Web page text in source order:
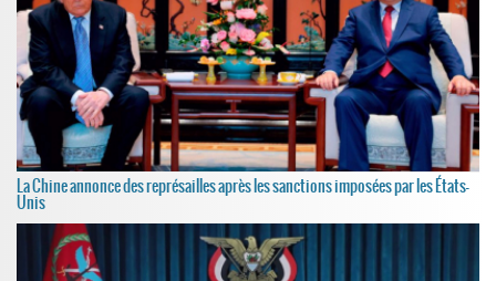
La Chine annonce des représailles après les sanctions imposées par les États-
Unis